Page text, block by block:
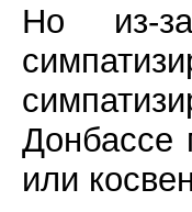
Но из-
Донбассе
или